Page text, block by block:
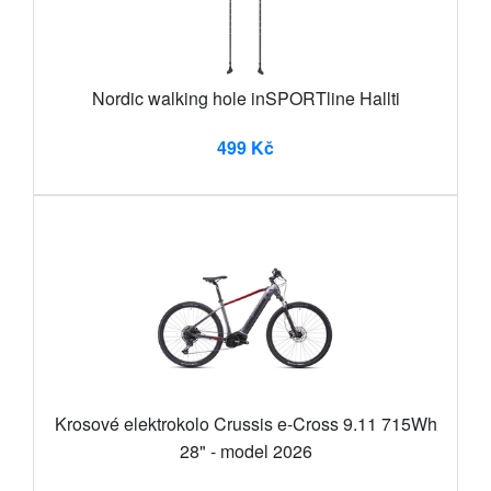
Nordic walking hole inSPORTline Hallti
499 Kč
Krosové elektrokolo Crussis e-Cross 9.11 715Wh
28" - model 2026